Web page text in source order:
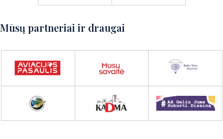
Mūsų partneriai ir draugai